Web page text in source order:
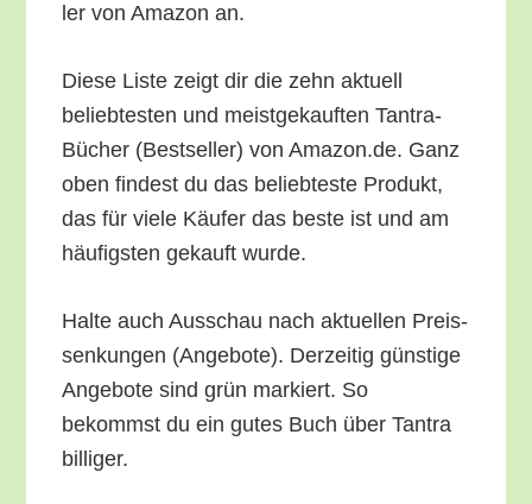
ler von Ama­zon an.
Die­se Lis­te zeigt dir die zehn aktu­ell
belieb­tes­ten und meist­ge­kauf­ten Tan­tra-
Bücher (Best­sel­ler) von Amazon.de. Ganz
oben fin­dest du das belieb­tes­te Pro­dukt,
das für vie­le Käu­fer das bes­te ist und am
häu­figs­ten gekauft wurde.
Hal­te auch Aus­schau nach aktu­el­len Preis­
sen­kun­gen (Ange­bo­te). Der­zei­tig güns­ti­ge
Ange­bo­te sind grün mar­kiert. So
bekommst du ein gutes Buch über Tan­tra
billiger.